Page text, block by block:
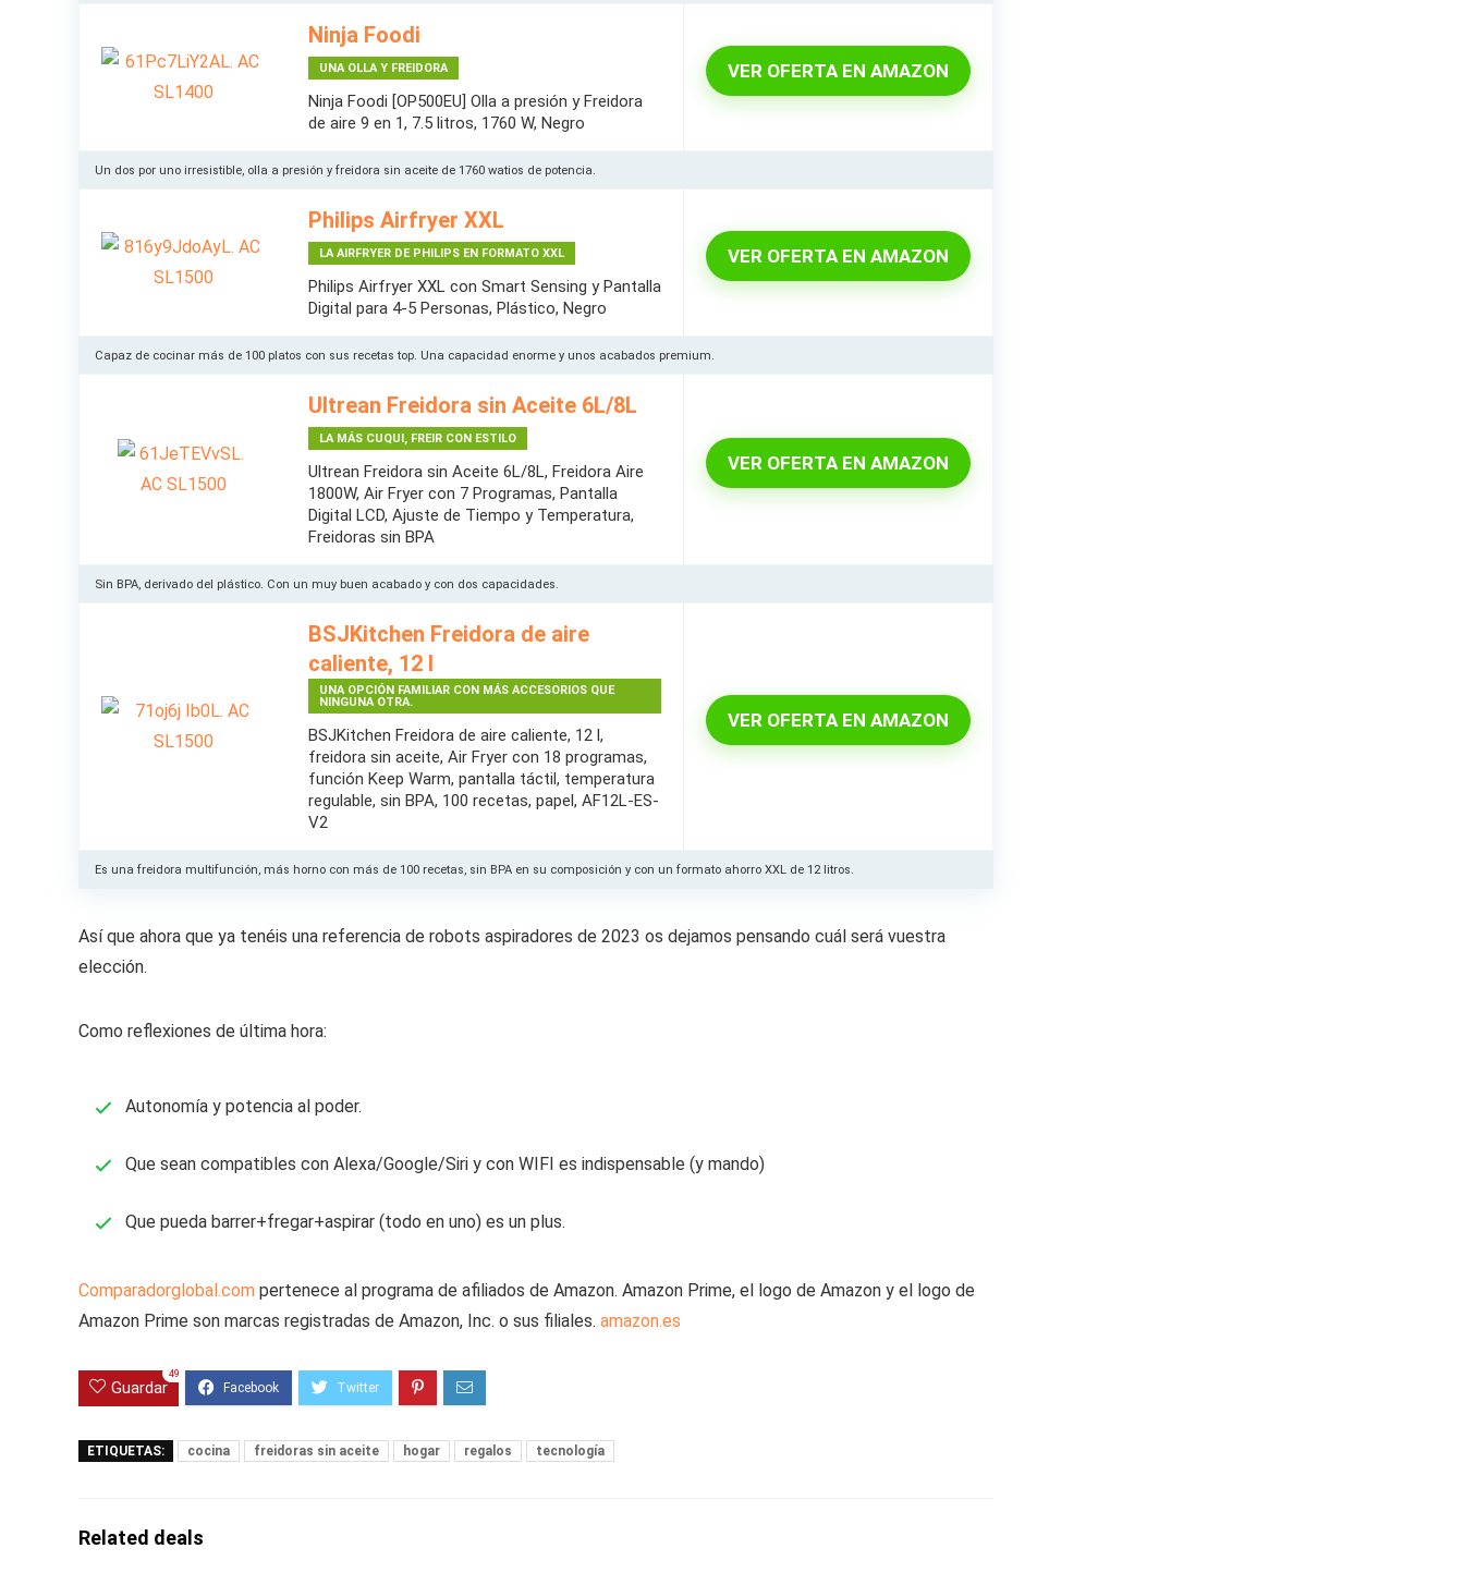
Ninja Foodi
UNA OLLA Y FREIDORA
Ninja Foodi [OP500EU] Olla a presión y Freidora
de aire 9 en 1, 7.5 litros, 1760 W, Negro
VER OFERTA EN AMAZON
Un dos por uno irresistible, olla a presión y freidora sin aceite de 1760 watios de potencia.
Philips Airfryer XXL
LA AIRFRYER DE PHILIPS EN FORMATO XXL
Philips Airfryer XXL con Smart Sensing y Pantalla
Digital para 4-5 Personas, Plástico, Negro
VER OFERTA EN AMAZON
Capaz de cocinar más de 100 platos con sus recetas top. Una capacidad enorme y unos acabados premium.
Ultrean Freidora sin Aceite 6L/8L
LA MÁS CUQUI, FREIR CON ESTILO
Ultrean Freidora sin Aceite 6L/8L, Freidora Aire
1800W, Air Fryer con 7 Programas, Pantalla
Digital LCD, Ajuste de Tiempo y Temperatura,
Freidoras sin BPA
VER OFERTA EN AMAZON
Sin BPA, derivado del plástico. Con un muy buen acabado y con dos capacidades.
BSJKitchen Freidora de aire
caliente, 12 l
UNA OPCIÓN FAMILIAR CON MÁS ACCESORIOS QUE
NINGUNA OTRA.
BSJKitchen Freidora de aire caliente, 12 l,
freidora sin aceite, Air Fryer con 18 programas,
función Keep Warm, pantalla táctil, temperatura
regulable, sin BPA, 100 recetas, papel, AF12L-ES-
V2
VER OFERTA EN AMAZON
Es una freidora multifunción, más horno con más de 100 recetas, sin BPA en su composición y con un formato ahorro XXL de 12 litros.
Así que ahora que ya tenéis una referencia de robots aspiradores de 2023 os dejamos pensando cuál será vuestra
elección.
Como reflexiones de última hora:
Autonomía y potencia al poder.
Que sean compatibles con Alexa/Google/Siri y con WIFI es indispensable (y mando)
Que pueda barrer+fregar+aspirar (todo en uno) es un plus.
Comparadorglobal.com pertenece al programa de afiliados de Amazon. Amazon Prime, el logo de Amazon y el logo de
Amazon Prime son marcas registradas de Amazon, Inc. o sus filiales. amazon.es
Guardar
49
ETIQUETAS: cocina freidoras sin aceite hogar regalos tecnología
Related deals